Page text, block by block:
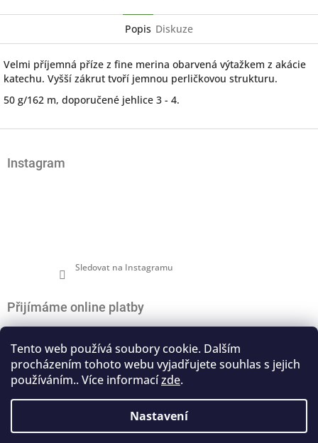
Tento web používá soubory cookie. Dalším
procházením tohoto webu vyjadřujete souhlas s jejich
používáním.. Více informacízde.
Nastavení
Popis Diskuze
Velmi příjemná příze z fine merina obarvená výtažkem z akácie
katechu. Vyšší zákrut tvoří jemnou perličkovou strukturu.
50 g/162 m, doporučené jehlice 3 - 4.
Instagram
Sledovat na Instagramu
Přijímáme online platby
Nákupní košík
0ks /0 Kč